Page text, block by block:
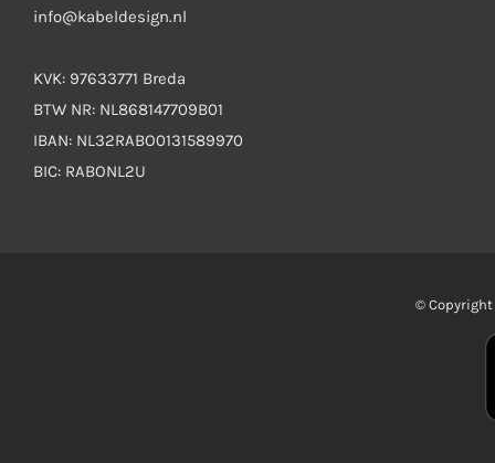
info@kabeldesign.nl
KVK: 97633771 Breda
BTW NR: NL868147709B01
IBAN: NL32RABO0131589970
BIC: RABONL2U
© Copyright